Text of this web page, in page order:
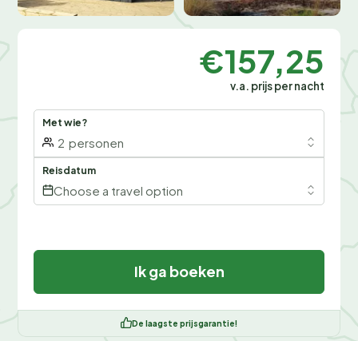
€157,25
v.a. prijs per nacht
Met wie?
2 personen
Reisdatum
Choose a travel option
Ik ga boeken
De laagste prijsgarantie!